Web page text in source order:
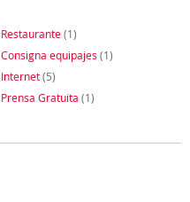
Restaurante(1)
Consigna equipajes (1)
Internet(5)
Prensa Gratuita (1)